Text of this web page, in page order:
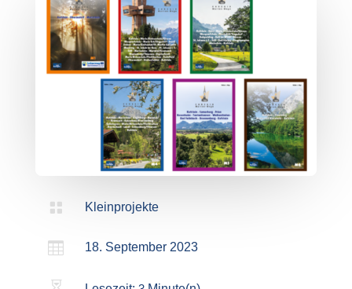
 Kleinprojekte
 18. September 2023